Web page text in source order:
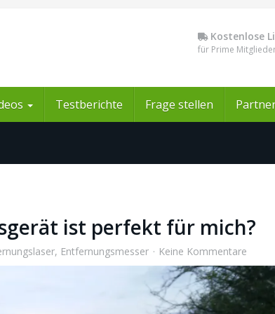
Kostenlose
für Prime
Testberichte Frage stellen
ist perfekt für mich?
, Entfernungsmesser Keine Kommentare